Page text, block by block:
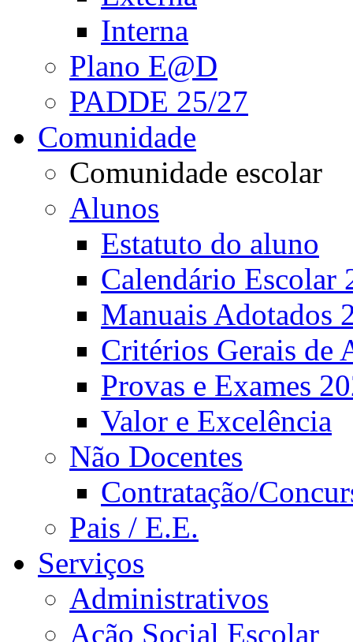
Interna
Plano E@D
PADDE 25/27
Comunidade
Comunidade escolar
Alunos
Estatuto do aluno
Calendário Escolar
Manuais Adotados
Critérios Gerais de
Provas e Exames
Valor e Excelência
Não Docentes
Contratação/
Pais / E.E.
Serviços
Administrativos
Ação Social Escolar